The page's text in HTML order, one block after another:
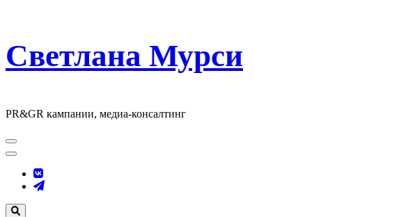
Светлана Мурси
PR&GR кампании, медиа-консалтинг